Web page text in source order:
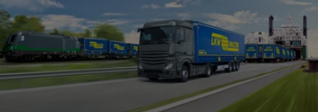
Straßentransport
Digitale Lösungen
Kombinierter Verkehr